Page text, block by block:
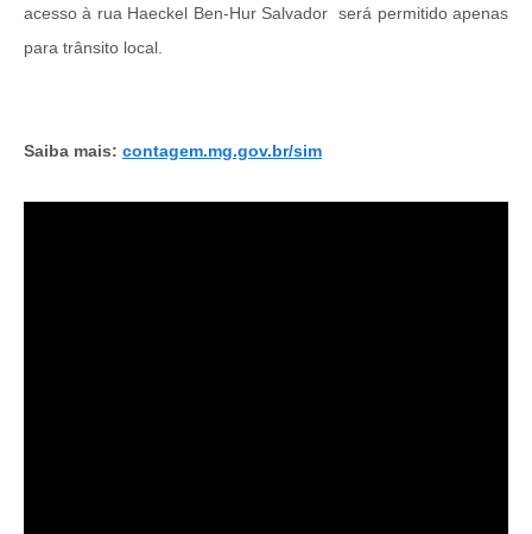
acesso à rua Haeckel Ben-Hur Salvador será permitido apenas
para trânsito local.
Saiba mais: contagem.mg.gov.br/sim